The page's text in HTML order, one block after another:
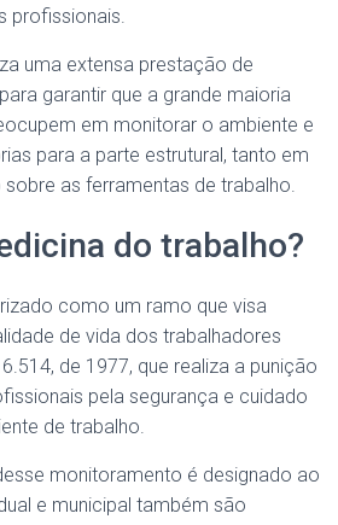
profissionais.
uma extensa prestação de
garantir que a grande maioria
em monitorar o ambiente e
para a parte estrutural, tanto em
as ferramentas de trabalho.
do trabalho?
como um ramo que visa
de vida dos trabalhadores
de 1977, que realiza a punição
pela segurança e cuidado
de trabalho.
monitoramento é designado ao
e municipal também são